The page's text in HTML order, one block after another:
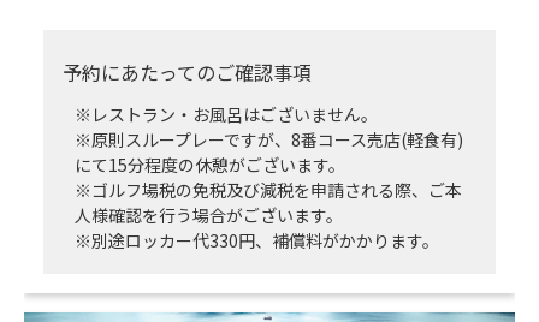
予約にあたってのご確認事項
※レストラン・お風呂はございません。
※原則スループレーですが、8番コース売店(軽食有)
にて15分程度の休憩がございます。
※ゴルフ場税の免税及び減税を申請される際、ご本
人様確認を行う場合がございます。
※別途ロッカー代330円、補償料がかかります。